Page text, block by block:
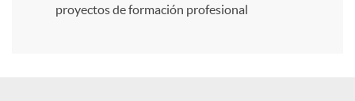
proyectos de formación profesional